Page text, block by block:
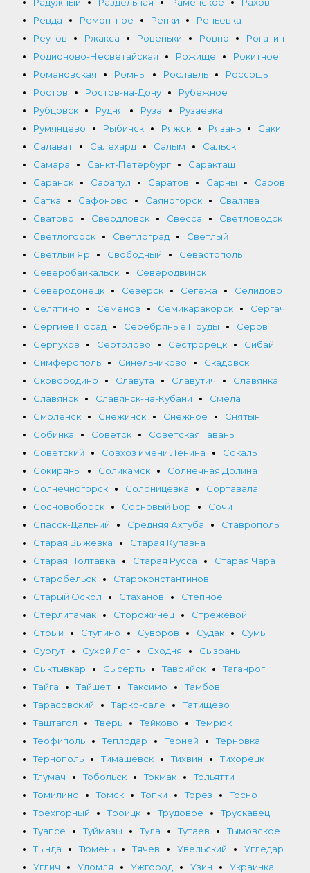
Ревда
Ремонтное Репки
Репьевка
Реутов
Ржакса Ровеньки Ровно
Рогатин
Родионово-Несветайская
Рожище
Рокитное
Романовская
Ромны Рославль
Россошь
Ростов
Ростов-на-Дону
Рубежное
Рубцовск
Рудня Руза
Рузаевка
Румянцево
Рыбинск Ряжск Рязань
Саки
Салават
Салехард Салым
Сальск
Самара
Санкт-Петербург
Саракташ
Саранск
Сарапул Саратов Сарны
Саров
Сатка
Сафоново Саяногорск
Свалява
Сватово
Свердловск Свесса
Светловодск
Светлогорск
Светлоград
Светлый
Светлый Яр
Свободный
Севастополь
Северобайкальск
Северодвинск
Северодонецк
Северск Сегежа
Селидово
Селятино
Семенов Семикаракорск
Сергач
Сергиев Посад
Серебряные Пруды
Серов
Серпухов
Сертолово Сестрорецк
Сибай
Симферополь
Синельниково
Скадовск
Сковородино
Славута Славутич
Славянка
Славянск
Славянск-на-Кубани
Смела
Смоленск
Снежинск Снежное
Снятын
Собинка
Советск
Советская Гавань
Советский
Совхоз имени Ленина
Сокаль
Сокиряны
Соликамск
Солнечная Долина
Солнечногорск
Солоницевка
Сортавала
Сосновоборск
Сосновый Бор
Сочи
Спасск-Дальний
Средняя Ахтуба
Ставрополь
Старая Выжевка
Старая Купавна
Старая Полтавка
Старая Русса
Старая Чара
Старобельск
Староконстантинов
Старый Оскол
Стаханов
Степное
Стерлитамак
Сторожинец
Стрежевой
Стрый
Ступино Суворов Судак
Сумы
Сургут
Сухой Лог Сходня
Сызрань
Сыктывкар
Сысерть Таврийск
Таганрог
Тайга
Тайшет Таксимо
Тамбов
Тарасовский
Тарко-сале
Татищево
Таштагол
Тверь Тейково
Темрюк
Теофиполь
Теплодар Терней
Терновка
Тернополь
Тимашевск Тихвин
Тихорецк
Тлумач
Тобольск Токмак
Тольятти
Томилино
Томск Топки Торез
Тосно
Трехгорный
Троицк Трудовое
Трускавец
Туапсе
Туймазы Тула Тутаев
Тымовское
Тында
Тюмень Тячев Увельский
Угледар
Углич
Удомля Ужгород Узин
Украинка